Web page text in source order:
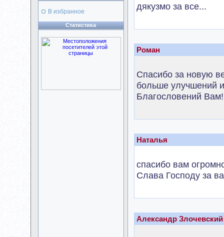
В избранное
Статистика
дякузмо за все...
Роман
Спасибо за новую
больше улучшений
Благословений Вам!
Наталья
спасибо вам
Слава Господу за
Александр Злочевский